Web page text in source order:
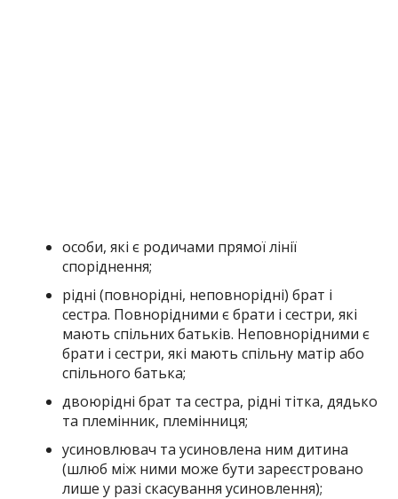
особи, які є родичами прямої лінії
споріднення;
рідні (повнорідні, неповнорідні) брат і
сестра. Повнорідними є брати і сестри, які
мають спільних батьків. Неповнорідними є
брати і сестри, які мають спільну матір або
спільного батька;
двоюрідні брат та сестра, рідні тітка, дядько
та племінник, племінниця;
усиновлювач та усиновлена ним дитина
(шлюб між ними може бути зареєстровано
лише у разі скасування усиновлення);